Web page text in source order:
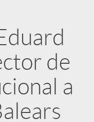
de
a